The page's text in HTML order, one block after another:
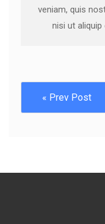
veniam, quis
nisi ut
« Prev Post